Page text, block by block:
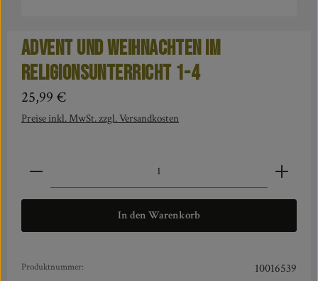
Advent und Weihnachten im
Religionsunterricht 1-4
Regulärer Preis:
25,99 €
Preise inkl. MwSt. zzgl. Versandkosten
Produkt Anzahl: Gib den gewünschten Wert ein oder
In den Warenkorb
Produktnummer: 10016539